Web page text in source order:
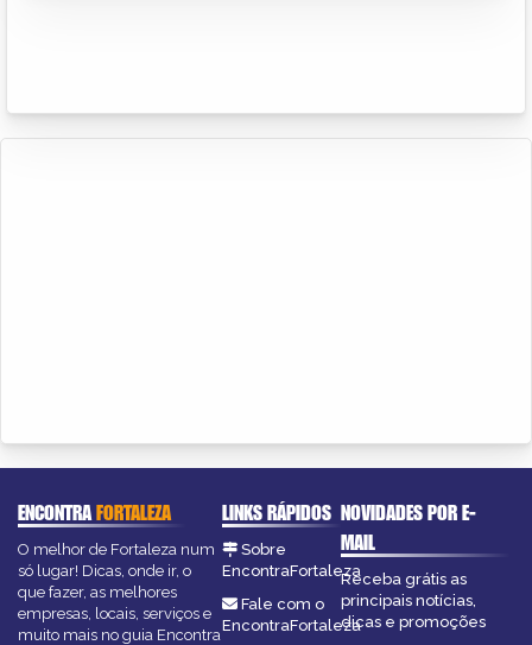
ENCONTRAFORTALEZA
O melhor de Fortaleza num
só lugar! Dicas, onde ir, o
que fazer, as melhores
empresas, locais, serviços e
muito mais no guia Encontra
LINKS RÁPIDOS
Sobre
EncontraFortaleza
Fale com o
EncontraFortaleza
NOVIDADES POR E-
MAIL
Receba grátis as
principais notícias,
dicas e promoções